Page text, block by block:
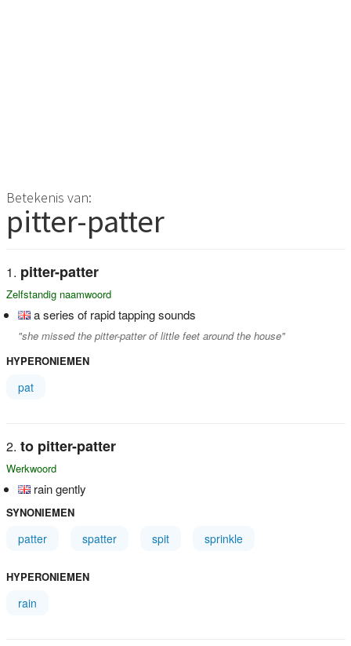
Betekenis van:
pitter-patter
pitter-patter
Zelfstandig naamwoord
a series of rapid tapping sounds
"she missed the pitter-patter of little feet around the house"
HYPERONIEMEN
pat
to pitter-patter
Werkwoord
rain gently
SYNONIEMEN
patter spatter spit sprinkle
HYPERONIEMEN
rain